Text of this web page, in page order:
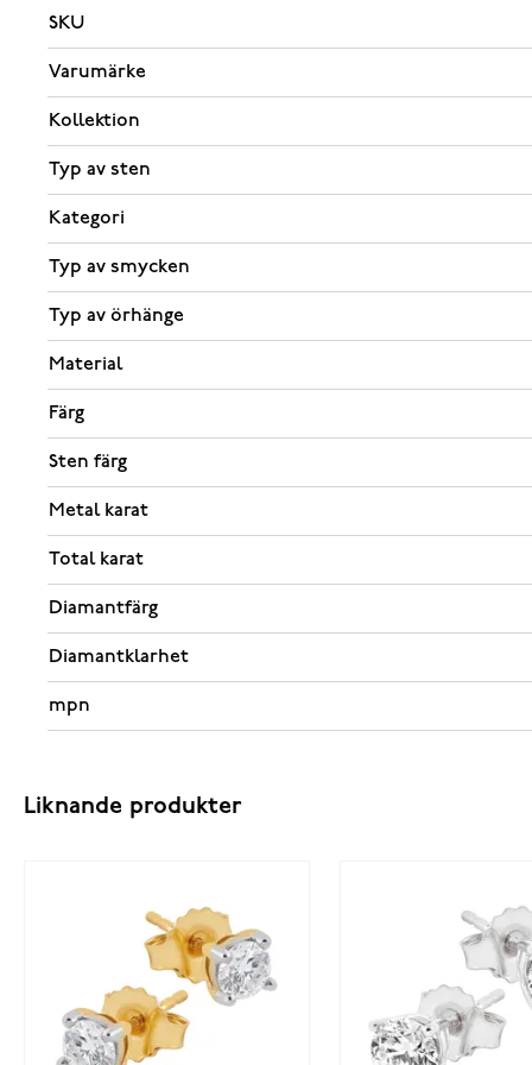
SKU
Varumärke
Kollektion
Typ av sten
Kategori
Typ av smycken
Typ av örhänge
Material
Färg
Sten färg
Metal karat
Total karat
Diamantfärg
Diamantklarhet
mpn
Liknande produkter